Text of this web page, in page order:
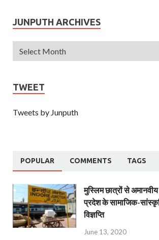
JUNPUTH ARCHIVES
TWEET
Tweets by Junputh
POPULAR COMMENTS TAGS
मुस्लिम छात्रों से
प्रदेश के सामाजिक-
विज्ञप्ति
June 13, 2020